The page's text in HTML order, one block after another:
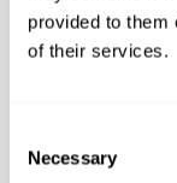
provided to them
of their services.
Selection
Necessary